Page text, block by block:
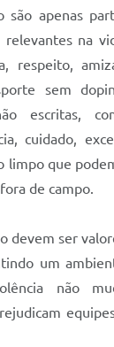
são apenas
na
respeito,
sem
escritas,
cuidado,
limpo que
de campo.
devem ser
um
não